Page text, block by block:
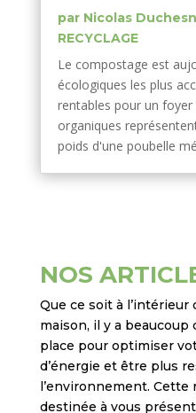
par Nicolas
RECYCLAGE
Le compostage est
écologiques les plus
rentables pour un foyer
organiques
poids d'une poubelle
NOS
Que ce soit à l’intérieur
maison, il y a
place pour optimiser
d’énergie et être plus
l’environnement. Cette
destinée à vous